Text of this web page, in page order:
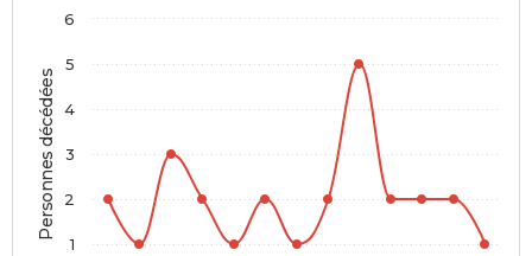
Personnes décédées
1
2
3
4
5
6